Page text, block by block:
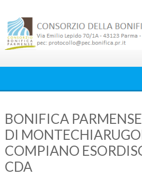
content
BONIFICA
DI
COMPIANO
CDA